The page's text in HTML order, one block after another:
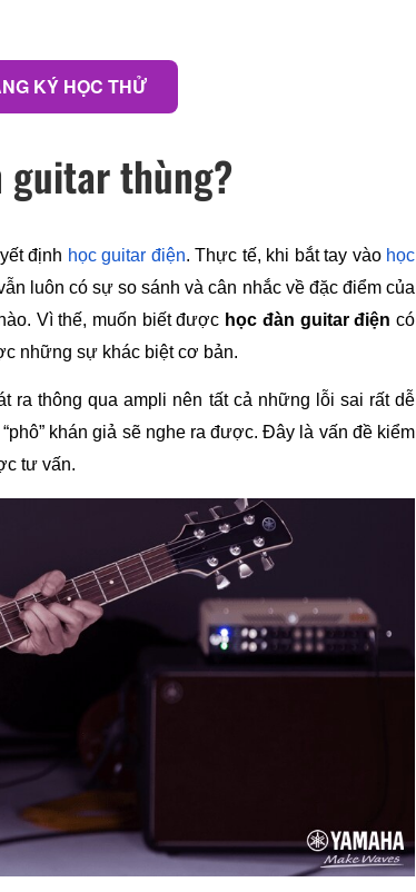
KÝ HỌC THỬ
guitar thùng?
định học guitar điện. Thực tế, khi bắt tay vào học
luôn có sự so sánh và cân nhắc về đặc điểm của
Vì thế, muốn biết được học đàn guitar điện có
những sự khác biệt cơ bản.
ra thông qua ampli nên tất cả những lỗi sai rất dễ
khán giả sẽ nghe ra được. Đây là vấn đề kiểm
tư vấn.